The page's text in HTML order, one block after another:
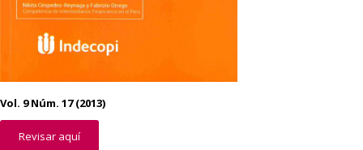
Vol. 9 Núm. 17 (2013)
Revisar aquí